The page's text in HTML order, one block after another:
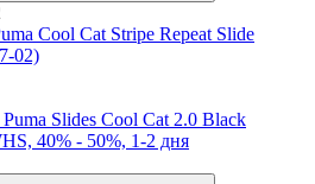
Cool Cat Stripe Repeat Slide
02)